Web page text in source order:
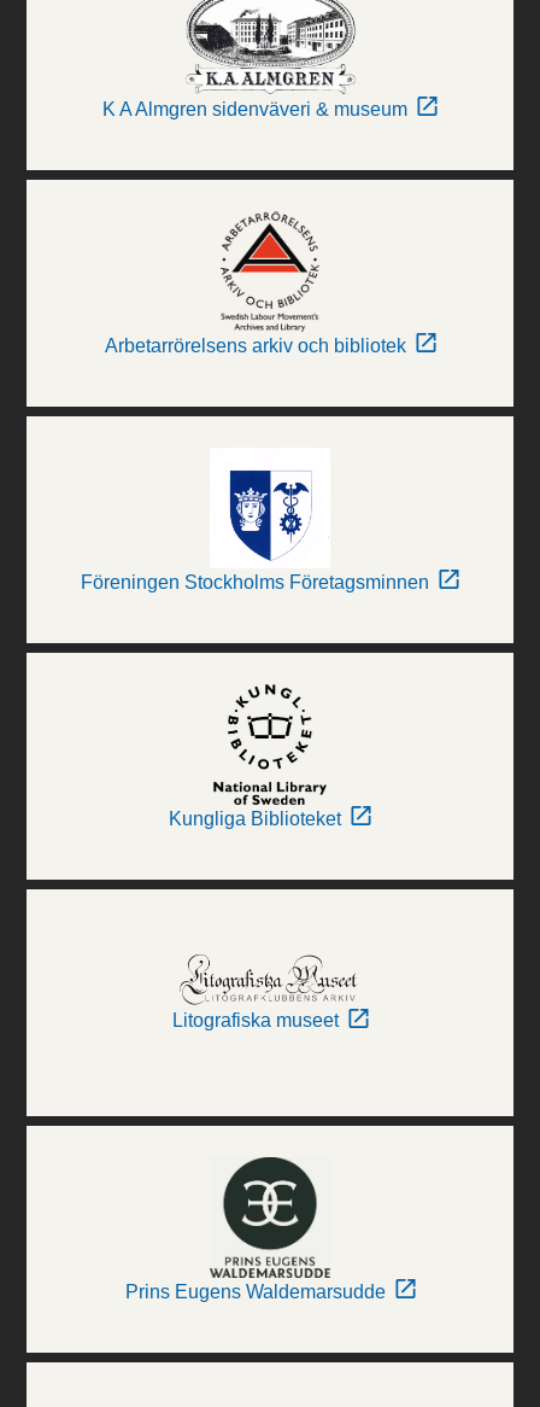
K A Almgren sidenväveri & museum
Arbetarrörelsens arkiv och bibliotek
Föreningen Stockholms Företagsminnen
Kungliga Biblioteket
Litografiska museet
Prins Eugens Waldemarsudde